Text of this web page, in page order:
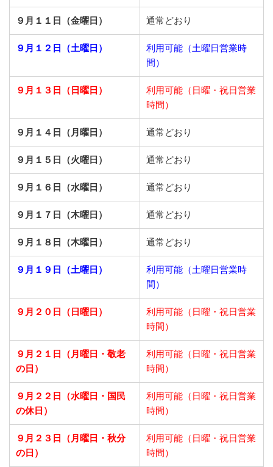
９月１１日（金曜日） 通常どおり
９月１２日（土曜日）
利用可能（土曜日営業時
間）
９月１３日（日曜日）
利用可能（日曜・祝日営業
時間）
９月１４日（月曜日） 通常どおり
９月１５日（火曜日） 通常どおり
９月１６日（水曜日） 通常どおり
９月１７日（木曜日） 通常どおり
９月１８日（木曜日） 通常どおり
９月１９日（土曜日）
利用可能（土曜日営業時
間）
９月２０日（日曜日）
利用可能（日曜・祝日営業
時間）
９月２１日
（月曜日・敬老
の日）
利用可能（日曜・祝日営業
時間）
９月２２日
（水曜日・国民
の休日）
利用可能（日曜・祝日営業
時間）
９月２３日
（月曜日・秋分
の日）
利用可能（日曜・祝日営業
時間）